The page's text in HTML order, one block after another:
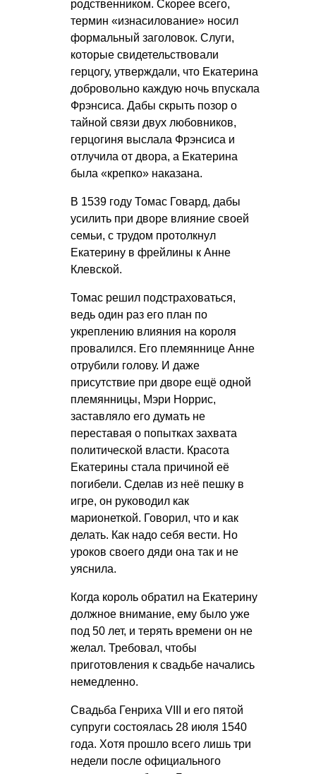
родственником. Скорее всего,
термин «изнасилование» носил
формальный заголовок. Слуги,
которые свидетельствовали
герцогу, утверждали, что Екатерина
добровольно каждую ночь впускала
Фрэнсиса. Дабы скрыть позор о
тайной связи двух любовников,
герцогиня выслала Фрэнсиса и
отлучила от двора, а Екатерина
была «крепко» наказана.
В 1539 году Томас Говард, дабы
усилить при дворе влияние своей
семьи, с трудом протолкнул
Екатерину в фрейлины к Анне
Клевской.
Томас решил подстраховаться,
ведь один раз его план по
укреплению влияния на короля
провалился. Его племяннице Анне
отрубили голову. И даже
присутствие при дворе ещё одной
племянницы, Мэри Норрис,
заставляло его думать не
переставая о попытках захвата
политической власти. Красота
Екатерины стала причиной её
погибели. Сделав из неё пешку в
игре, он руководил как
марионеткой. Говорил, что и как
делать. Как надо себя вести. Но
уроков своего дяди она так и не
уяснила.
Когда король обратил на Екатерину
должное внимание, ему было уже
под 50 лет, и терять времени он не
желал. Требовал, чтобы
приготовления к свадьбе начались
немедленно.
Свадьба Генриха VIII и его пятой
супруги состоялась 28 июля 1540
года. Хотя прошло всего лишь три
недели после официального